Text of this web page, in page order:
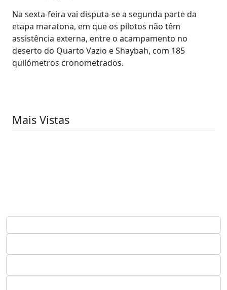
Na sexta-feira vai disputa-se a segunda parte da
etapa maratona, em que os pilotos não têm
assistência externa, entre o acampamento no
deserto do Quarto Vazio e Shaybah, com 185
quilómetros cronometrados.
Mais Vistas